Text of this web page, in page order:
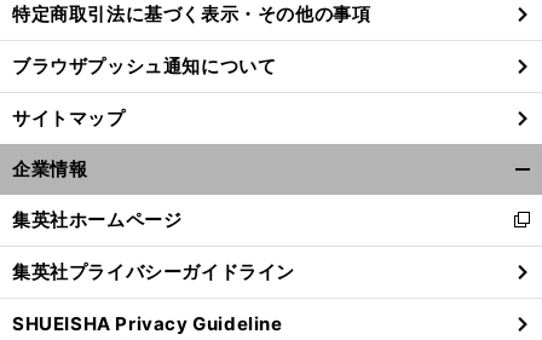
特定商取引法に基づく表示・その他の事項
ブラウザプッシュ通知について
サイトマップ
企業情報
閉
る
集英社ホームページ
新
し
い
ウ
ィ
集英社プライバシーガイドライン
SHUEISHA Privacy Guideline